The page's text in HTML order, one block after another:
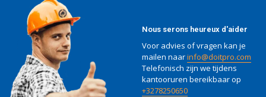
Nous serons heureux d'aider
Voor advies of vragen kan je
mailen naarinfo@doitpro.com
Telefonisch zijn we tijdens
kantooruren bereikbaar op
+3278250650